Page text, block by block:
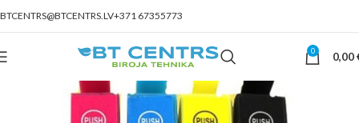
BTCENTRS@BTCENTRS.LV+371 67355773
0 0,00